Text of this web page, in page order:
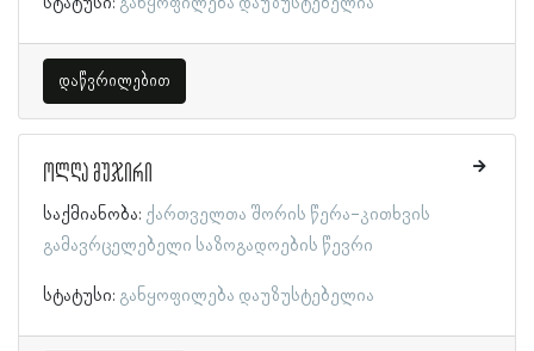
დაწვრილებით
ოლღა მუჯირი
საქმიანობა: ქართველთა შორის წერა-კითხვის
გამავრცელებელი საზოგადოების წევრი
სტატუსი: განყოფილება დაუზუსტებელია